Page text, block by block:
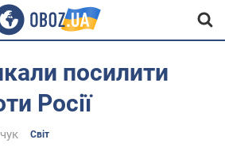
посилити
Росії
Світ